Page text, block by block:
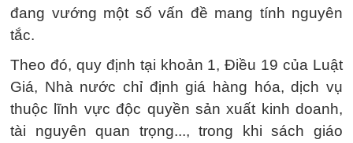
đang vướng một số vấn đề mang tính nguyên
tắc.
Theo đó, quy định tại khoản 1, Điều 19 của Luật
Giá, Nhà nước chỉ định giá hàng hóa, dịch vụ
thuộc lĩnh vực độc quyền sản xuất kinh doanh,
tài nguyên quan trọng..., trong khi sách giáo